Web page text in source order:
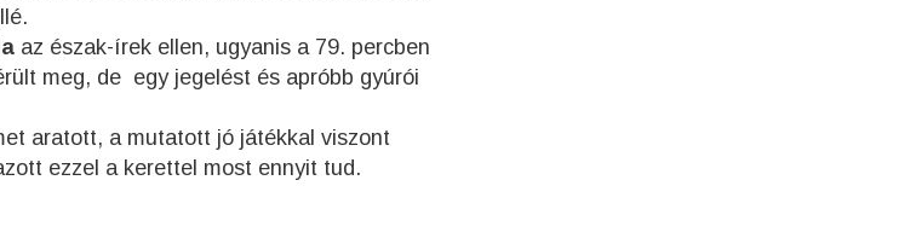
az észak-írek ellen, ugyanis a 79. percben
meg, de egy jegelést és apróbb gyúrói
aratott, a mutatott jó játékkal viszont
ezzel a kerettel most ennyit tud.